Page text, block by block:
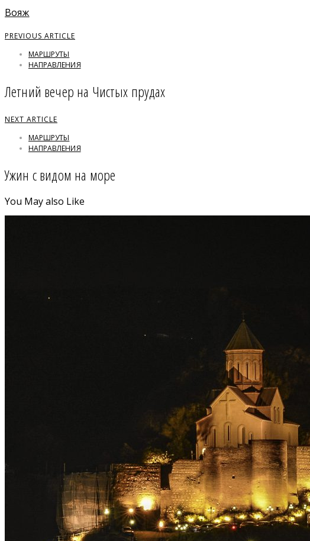
Вояж
PREVIOUS ARTICLE
МАРШРУТЫ
НАПРАВЛЕНИЯ
Летний вечер на Чистых прудах
NEXT ARTICLE
МАРШРУТЫ
НАПРАВЛЕНИЯ
Ужин с видом на море
You May also Like